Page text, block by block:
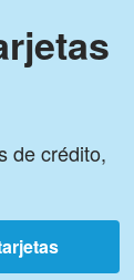
de crédito,